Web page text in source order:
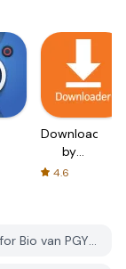
Downloader
by
AFTVnews
4.6
Hoe download ik Cool Fonts & Keyboard for Bio van PGYER APK HUB?